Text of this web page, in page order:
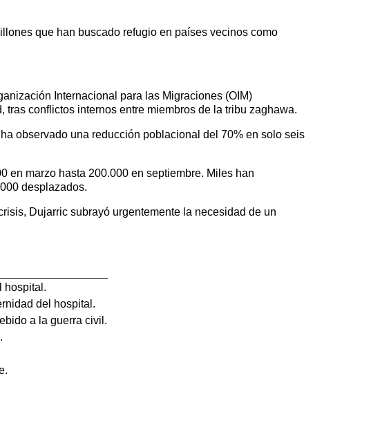
que han buscado refugio en países vecinos como
Internacional para las Migraciones (OIM)
conflictos internos entre miembros de la tribu zaghawa.
observado una reducción poblacional del 70% en solo seis
en marzo hasta 200.000 en septiembre. Miles han
desplazados.
Dujarric subrayó urgentemente la necesidad de un
hospital.
del hospital.
a la guerra civil.